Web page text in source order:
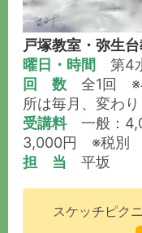
戸塚教室・弥生
曜日・時間 第4
回 数 全1回 ※
所は毎月、変わり
受講料一般：
3,000円 ※税別
担 当 平坂
スケッチピク